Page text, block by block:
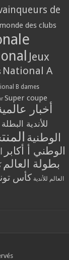
de
des clubs
Jeux
National A
B dames
Super coupe
أخبار
للأندية البطلة
الوطنية
الوطني أ أكابر
بطولة العالم
العالم للأندية كأس